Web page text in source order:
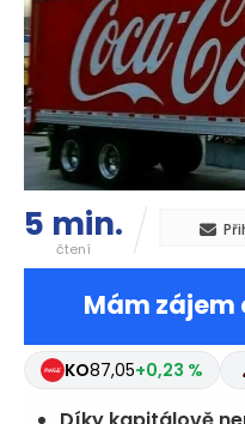
5 min.
čtení
Mám
KO87,05+0,23 %